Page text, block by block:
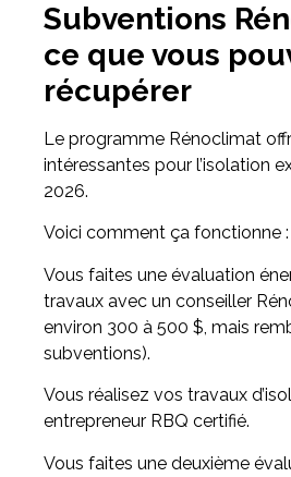
Subventions
ce que vous
récupérer
Le programme Rénoclimat
intéressantes pour l’isolation
2026.
Voici comment ça fonctionne :
Vous faites une évaluation
travaux avec un conseiller
environ 300 à 500 $, mais
subventions).
Vous réalisez vos travaux
entrepreneur RBQ certifié.
Vous faites une deuxième